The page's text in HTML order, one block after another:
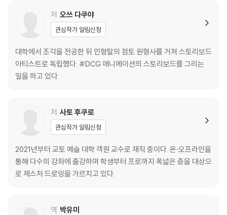
08 직선과 곡선
09 라인 퀄리티
10 체인지와 푸시(변형과 과장)
PRACTICE 체인지와 푸시를 사용해보자
11 표정
12 구도
PRACTICE 아이 레벨과 틸트로 표현해보자
COLUMN 비주얼 스토리텔링의 길잡이
CHAPTER 2. 실전편
실제 사물과 인물을 관찰해서 그리기
03 큰 스트로크
저 오쓰 다쿠야
관심작가 알림신청
대학에서 조각을 전공한 뒤 인형탈의 점토 원형사를 거쳐 스토리보드
아티스트로 독립했다. #DCG 애니메이션의 스토리보드를 그리는
일을 하고 있다.
저 사토 후쿠로
관심작가 알림신청
2021년부터 교토 예슬 대학 객원 교수로 재직 중이다. 온·오프라인을
통해 다수의 강좌에 출강하며 학생부터 프로까지 폭넓은 층을 대상으
로 제스처 드로잉을 가르치고 있다.
역 박유미